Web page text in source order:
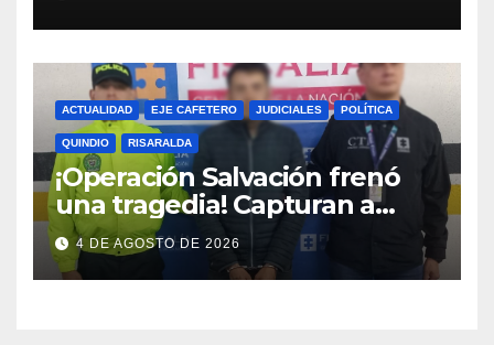
San Camilo de Pereira
ACTUALIDAD EJE CAFETERO JUDICIALES POLÍTICA
QUINDIO RISARALDA
¡Operación Salvación frenó
una tragedia! Capturan a
presunto agresor y protegen
a una madre y sus hijos.
4 DE AGOSTO DE 2026